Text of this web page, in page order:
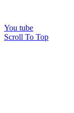
You tube
Scroll To Top